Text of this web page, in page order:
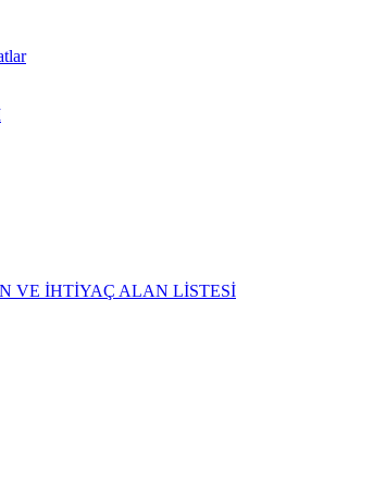
VE İHTİYAÇ ALAN LİSTESİ